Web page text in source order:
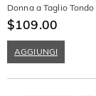
Donna a Taglio
Vite Dorata Incisa e
$109.00
AGGIUNGI